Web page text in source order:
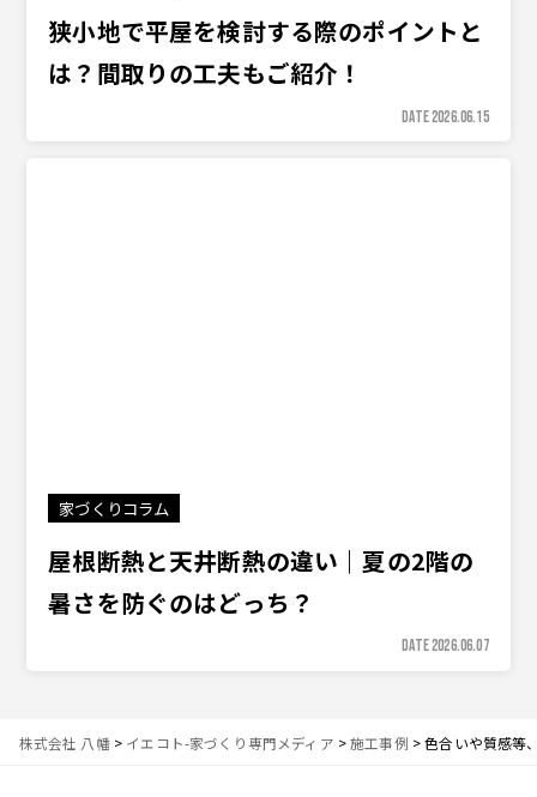
狭小地で平屋を検討する際のポイントと
は？間取りの工夫もご紹介！
DATE 2026.06.15
家づくりコラム
屋根断熱と天井断熱の違い｜夏の2階の
暑さを防ぐのはどっち？
DATE 2026.06.07
株式会社 八幡> イエコト-家づくり専門メディア >施工事例 >色合いや質感等